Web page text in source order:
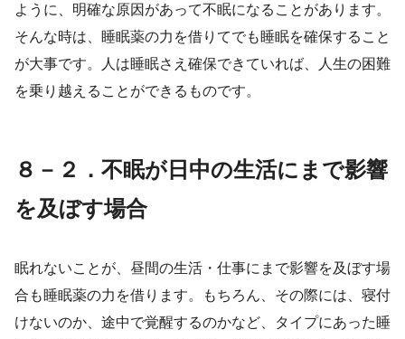
ように、明確な原因があって不眠になることがあります。
そんな時は、睡眠薬の力を借りてでも睡眠を確保すること
が大事です。人は睡眠さえ確保できていれば、人生の困難
を乗り越えることができるものです。
８－２．不眠が日中の生活にまで影響
を及ぼす場合
眠れないことが、昼間の生活・仕事にまで影響を及ぼす場
合も睡眠薬の力を借ります。もちろん、その際には、寝付
けないのか、途中で覚醒するのかなど、タイプにあった睡